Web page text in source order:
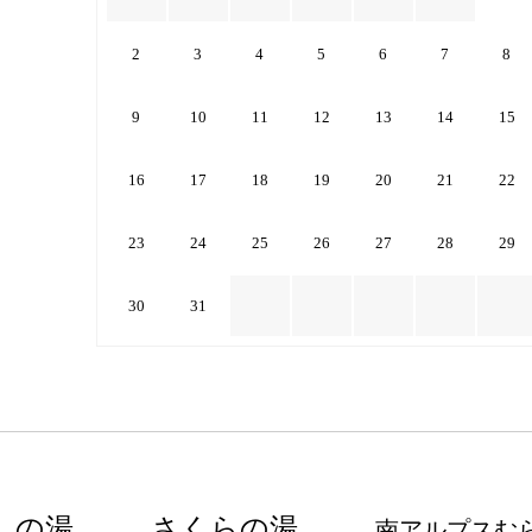
2 3 4 5 6 7 8
9 10 11 12 13 14 15
16 17 18 19 20 21 22
23 24 25 26 27 28 29
30 31